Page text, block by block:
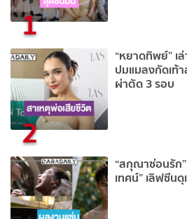
1
2
“หยาดทิพย์” เ
ปมแมลงกัดเท้า
ผ่าตัด 3 รอบ
“สกุณาซ่อนรัก
เทศน์” เลิฟซีน